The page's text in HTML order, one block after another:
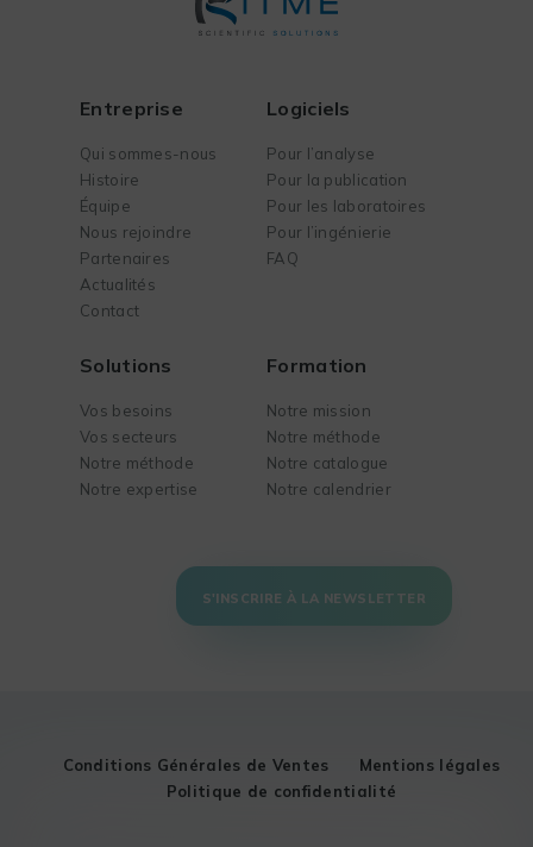
Entreprise
Qui sommes-nous
Histoire
Équipe
Nous rejoindre
Partenaires
Actualités
Contact
Logiciels
Pour l’analyse
Pour la publication
Pour les laboratoires
Pour l’ingénierie
FAQ
Solutions
Vos besoins
Vos secteurs
Notre méthode
Notre expertise
Formation
Notre mission
Notre méthode
Notre catalogue
Notre calendrier
S'INSCRIRE À LA NEWSLETTER
Conditions Générales de Ventes
Mentions légales
Politique de confidentialité